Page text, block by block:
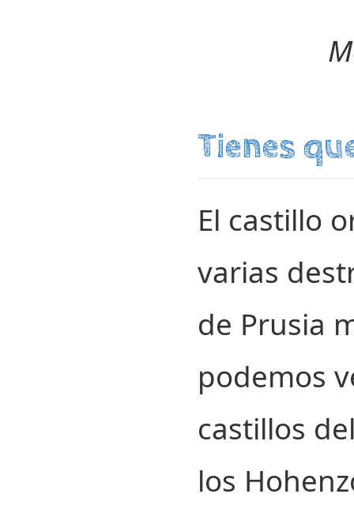
Tienes
El castillo
varias
de Prusia
podemos
castillos
los